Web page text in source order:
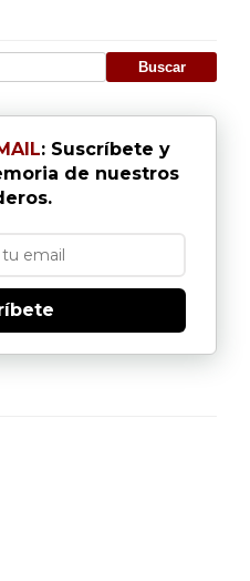
: Suscríbete y
de nuestros